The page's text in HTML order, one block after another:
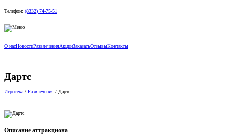
Телефон: (8332) 74-75-51
О насНовостиРазвлеченияАкцииЗаказатьОтзывыКонтакты
Дартс
Игротека / Развлечения / Дартс
Описание аттракциона